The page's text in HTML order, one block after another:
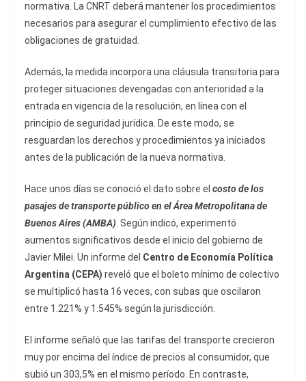
normativa. La CNRT deberá mantener los procedimientos
necesarios para asegurar el cumplimiento efectivo de las
obligaciones de gratuidad.
Además, la medida incorpora una cláusula transitoria para
proteger situaciones devengadas con anterioridad a la
entrada en vigencia de la resolución, en línea con el
principio de seguridad jurídica. De este modo, se
resguardan los derechos y procedimientos ya iniciados
antes de la publicación de la nueva normativa.
Hace unos días se conoció el dato sobre el costo de los
pasajes de transporte público en el Área Metropolitana de
Buenos Aires (AMBA). Según indicó, experimentó
aumentos significativos desde el inicio del gobierno de
Javier Milei. Un informe del Centro de Economía Política
Argentina (CEPA) reveló que el boleto mínimo de colectivo
se multiplicó hasta 16 veces, con subas que oscilaron
entre 1.221% y 1.545% según la jurisdicción.
El informe señaló que las tarifas del transporte crecieron
muy por encima del índice de precios al consumidor, que
subió un 303,5% en el mismo período. En contraste,